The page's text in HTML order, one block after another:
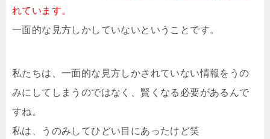
れています。
一面的な見方しかしていないということです。
私たちは、一面的な見方しかされていない情報をうの
みにしてしまうのではなく、賢くなる必要があるんで
すね。
私は、うのみしてひどい目にあったけど笑